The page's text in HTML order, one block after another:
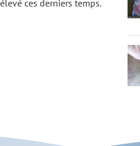
ces derniers temps.